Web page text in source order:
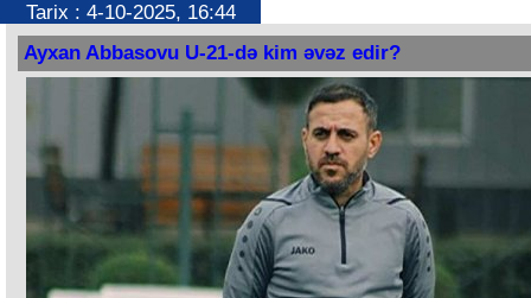
Tarix : 4-10-2025, 16:44
Ayxan Abbasovu U-21-də kim əvəz edir?